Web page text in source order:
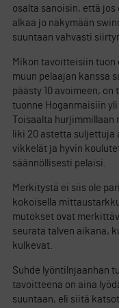
osalta sanoisin, että
alkaa jo näkymään
suuntaan vahvasti
Mikon tavoitteisiin tuon
muun pelaajan kanssa
päästy 10 avoimeen,
tuonne Hoganmaisiin
Toisaalta
liki 20 astetta suljettuja
vikkelät ja hyvin
säännöllisesti pelaisi.
Merkitystä ei siis ole
kokoisella
mutokset ovat
seurata talven aikana,
kulkevat.
Suhde lyöntilnjaanhan
tavoitteena on aina
suuntaan, eli siitä